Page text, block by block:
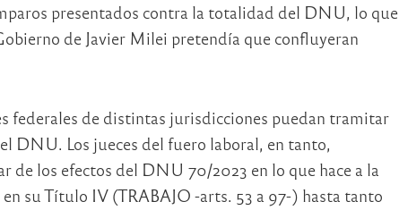
presentados contra la totalidad del DNU, lo que
de Javier Milei pretendía que confluyeran
federales de distintas jurisdicciones puedan tramitar
DNU. Los jueces del fuero laboral, en tanto,
de los efectos del DNU 70/2023 en lo que hace a la
su Título IV (TRABAJO -arts. 53 a 97-) hasta tanto